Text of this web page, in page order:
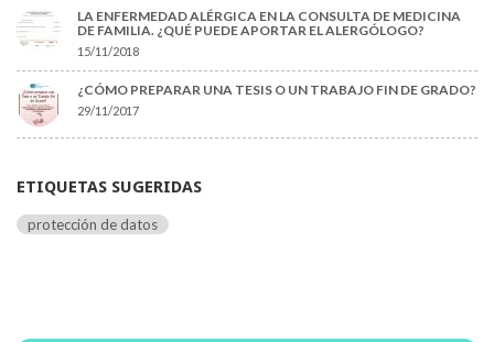
LA ENFERMEDAD ALÉRGICA EN LA CONSULTA DE MEDICINA
DE FAMILIA. ¿QUÉ PUEDE APORTAR EL ALERGÓLOGO?
15/11/2018
¿CÓMO PREPARAR UNA TESIS O UN TRABAJO FIN DE GRADO?
29/11/2017
ETIQUETAS SUGERIDAS
protección de datos